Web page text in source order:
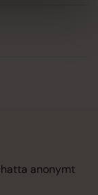
anonymt